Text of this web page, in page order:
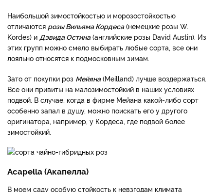
Наибольшой зимостойкостью и морозостойкостью
отличаются розы Вильяма Кордеса(немецкие розы W.
Kordes) и Дэвида Остина(английские розы David Austin). Из
этих групп можно смело выбирать любые сорта, все они
лояльно относятся к подмосковным зимам.
Зато от покупки роз Мейяна(Meilland) лучше воздержаться.
Все они привиты на малозимостойкий в наших условиях
подвой. В случае, когда в фирме Мейана какой-либо сорт
особенно запал в душу, можно поискать его у другого
оригинатора, например, у Кордеса, где подвой более
зимостойкий.
Acapella (Акапелла)
В моем саду особую стойкость к невзгодам климата